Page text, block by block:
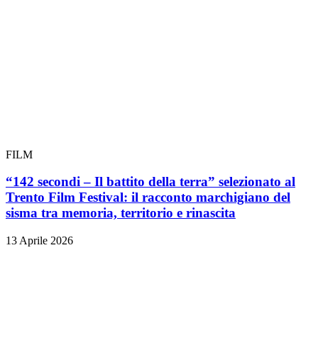
FILM
“142 secondi – Il battito della terra” selezionato al
Trento Film Festival: il racconto marchigiano del
sisma tra memoria, territorio e rinascita
13 Aprile 2026